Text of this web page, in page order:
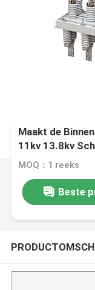
Maakt de
11kv 13.8kv
MOQ：1 reeks
Beste